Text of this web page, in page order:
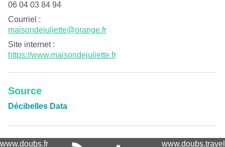
06 04 03 84 94
Courriel :
maisondejuliette@orange.fr
Site internet:
https://www.maisondejuliette.fr
Source
Décibelles Data
www.doubs.fr www.doubs.travel